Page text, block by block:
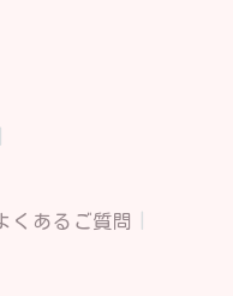
くあるご質問